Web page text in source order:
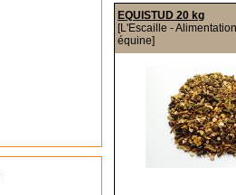
EQUISTUD 20 kg
[L'Escaille - Alimentation
équine]